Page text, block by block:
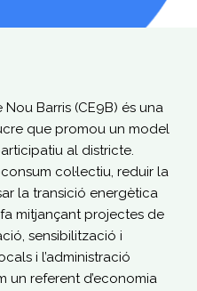
Barris (CE9B) és una
que promou un model
al districte.
col·lectiu, reduir la
la transició energètica
mitjançant projectes de
sensibilització i
i l’administració
un referent d’economia